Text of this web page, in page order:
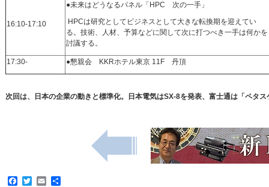
16:10-17:10
●未来はどうなるパネル「HPC 次の一手」
HPCは研究としてビジネスとして大きな転換期を迎えてい
る。技術、人材、予算などに関して次に打つべき一手は何かを
討議する。
17:30- ●懇親会 KKRホテル東京 11F 丹頂
次回は、日本の企業の動きと標準化。日本電気はSX-8を発表、富士通は「ペタ
Facebook
TwitterEmail
共